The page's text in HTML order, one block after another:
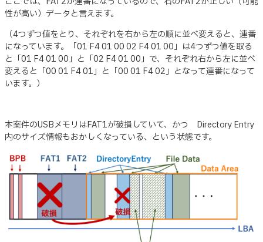
性が高い）データと言えます。
（4つずつ値をとり、それぞれを右から左の順に並べ変えると、連番
になっています。「01 F4 01 00 02 F4 01 00」は4つずつ値を取る
と「01 F4 01 00」と「02 F4 01 00」で、それぞれ右から左に並べ
変えると「00 01 F4 01」と「00 01 F4 02」となって連番になって
います。）
本案件のUSBメモリはFAT1が破損していて、かつ Directory Entry
内のサイズ情報もおかしくなっている、という状態です。